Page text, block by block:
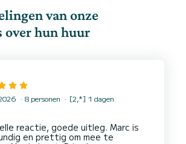
van onze
over hun huur
8 personen [2,*] 1 dagen
reactie, goede uitleg. Marc is
en prettig om mee te